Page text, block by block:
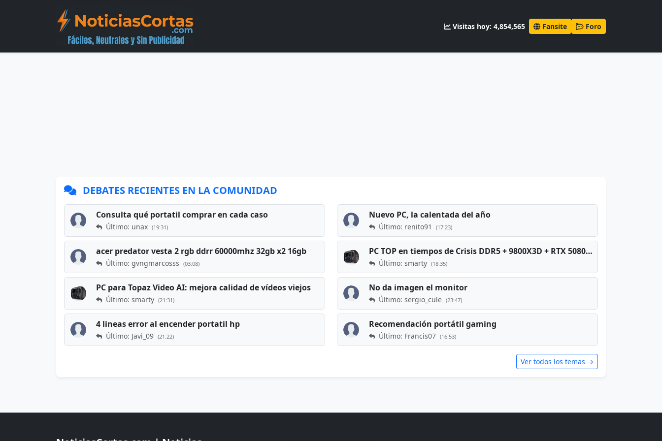
Visitas hoy: 4,854,565 Fansite Foro
DEBATES RECIENTES EN LA COMUNIDAD
Consulta qué portatil comprar en cada caso
Último: unax (19:31)
Nuevo PC, la calentada del año
Último: renito91 (17:23)
acer predator vesta 2 rgb ddrr 60000mhz 32gb x2 16gb
Último: gvngmarcosss (03:08)
PC TOP en tiempos de Crisis DDR5 + 9800X3D + RTX 5080 [2026][2400€]
Último: smarty (18:35)
PC para Topaz Video AI: mejora calidad de vídeos viejos
Último: smarty (21:31)
No da imagen el monitor
Último: sergio_cule (23:47)
4 lineas error al encender portatil hp
Último: Javi_09 (21:22)
Recomendación portátil gaming
Último: Francis07 (16:53)
Ver todos los temas →